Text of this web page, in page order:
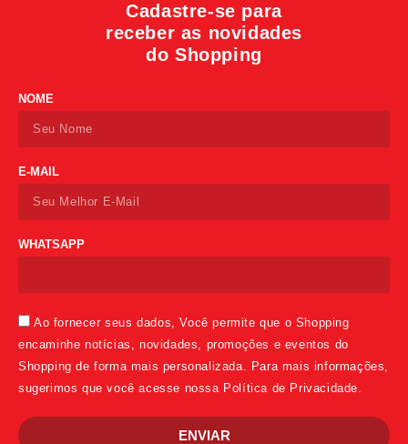
Cadastre-se para
receber as novidades
do Shopping
NOME
E-MAIL
WHATSAPP
Ao fornecer seus dados, Você permite que o Shopping
encaminhe notícias, novidades, promoções e eventos do
Shopping de forma mais personalizada. Para mais informações,
sugerimos que você acesse nossa Política de Privacidade.
ENVIAR